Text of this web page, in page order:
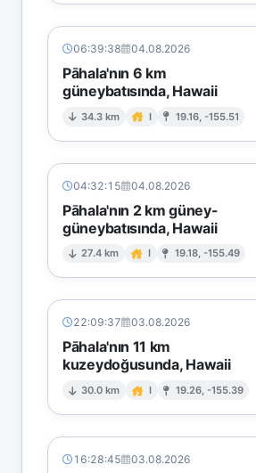
06:39:38 04.08.2026
Pāhala'nın 6 km
güneybatısında, Hawaii
34.3 km I 19.16, -155.51
04:32:15 04.08.2026
Pāhala'nın 2 km güney-
güneybatısında, Hawaii
27.4 km I 19.18, -155.49
22:09:37 03.08.2026
Pāhala'nın 11 km
kuzeydoğusunda, Hawaii
30.0 km I 19.26, -155.39
16:28:45 03.08.2026